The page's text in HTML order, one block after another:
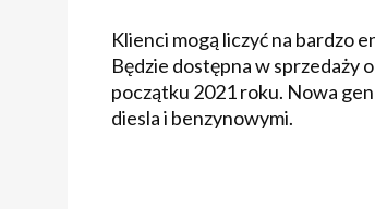
Klienci mogą liczyć na bardzo
Będzie dostępna w sprzedaży
początku 2021 roku. Nowa
diesla i benzynowymi.